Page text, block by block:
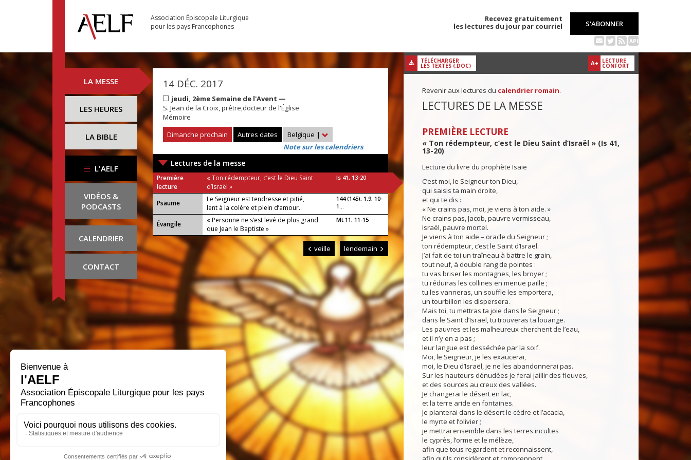
Association Épiscopale Liturgique
pour les pays Francophones
Recevez gratuitement
les lectures du jour par courriel
S'ABONNER
API
LA MESSE
LES HEURES
LA BIBLE
L'AELF
VIDÉOS &
PODCASTS
CALENDRIER
CONTACT
14 DÉC. 2017
jeudi, 2ème Semaine de l'Avent —
S. Jean de la Croix, prêtre,docteur de l'Église
Mémoire
Dimanche prochain
Autres dates Belgique |
Note sur les calendriers
Lectures de la messe
Première
lecture
« Ton rédempteur, c’est le Dieu Saint
d’Israël »
Is 41, 13-20
Psaume
Le Seigneur est tendresse et pitié,
lent à la colère et plein d’amour.
144 (145), 1.9, 10-
1...
Évangile
« Personne ne s’est levé de plus grand
que Jean le Baptiste »
Mt 11, 11-15
veille lendemain
A+ LECTURE
CONFORT
TÉLÉCHARGER
LES TEXTES (.DOC)
Revenir aux lectures du calendrier romain.
LECTURES DE LA MESSE
PREMIÈRE LECTURE
« Ton rédempteur, c’est le Dieu Saint d’Israël » (Is 41,
13-20)
Lecture du livre du prophète Isaïe
C’est moi, le Seigneur ton Dieu,
qui saisis ta main droite,
et qui te dis :
« Ne crains pas, moi, je viens à ton aide. »
Ne crains pas, Jacob, pauvre vermisseau,
Israël, pauvre mortel.
Je viens à ton aide – oracle du Seigneur ;
ton rédempteur, c’est le Saint d’Israël.
J’ai fait de toi un traîneau à battre le grain,
tout neuf, à double rang de pointes :
tu vas briser les montagnes, les broyer ;
tu réduiras les collines en menue paille ;
tu les vanneras, un souffle les emportera,
un tourbillon les dispersera.
Mais toi, tu mettras ta joie dans le Seigneur ;
dans le Saint d’Israël, tu trouveras ta louange.
Les pauvres et les malheureux cherchent de l’eau,
et il n’y en a pas ;
leur langue est desséchée par la soif.
Moi, le Seigneur, je les exaucerai,
moi, le Dieu d’Israël, je ne les abandonnerai pas.
Sur les hauteurs dénudées je ferai jaillir des fleuves,
et des sources au creux des vallées.
Je changerai le désert en lac,
et la terre aride en fontaines.
Je planterai dans le désert le cèdre et l’acacia,
le myrte et l’olivier ;
je mettrai ensemble dans les terres incultes
le cyprès, l’orme et le mélèze,
afin que tous regardent et reconnaissent,